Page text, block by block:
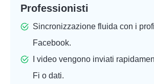
Professionisti
Sincronizzazione fluida con i
Facebook.
I video vengono inviati
Fi o dati.